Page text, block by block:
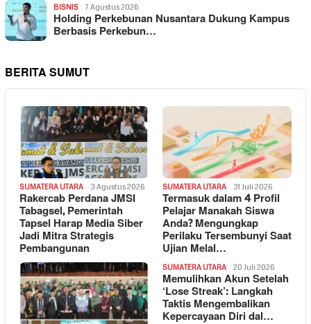
BISNIS 7 Agustus 2026
Holding Perkebunan Nusantara Dukung Kampus
Berbasis Perkebun…
BERITA SUMUT
SUMATERA UTARA 3 Agustus 2026
Rakercab Perdana JMSI
Tabagsel, Pemerintah
Tapsel Harap Media Siber
Jadi Mitra Strategis
Pembangunan
SUMATERA UTARA 31 Juli 2026
Termasuk dalam 4 Profil
Pelajar Manakah Siswa
Anda? Mengungkap
Perilaku Tersembunyi Saat
Ujian Melal…
SUMATERA UTARA 20 Juli 2026
Memulihkan Akun Setelah
‘Lose Streak’: Langkah
Taktis Mengembalikan
Kepercayaan Diri dal…